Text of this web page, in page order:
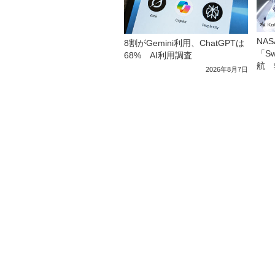
8割がGemini利用、ChatGPTは
68% AI利用調査
2026年8月7日
「
航